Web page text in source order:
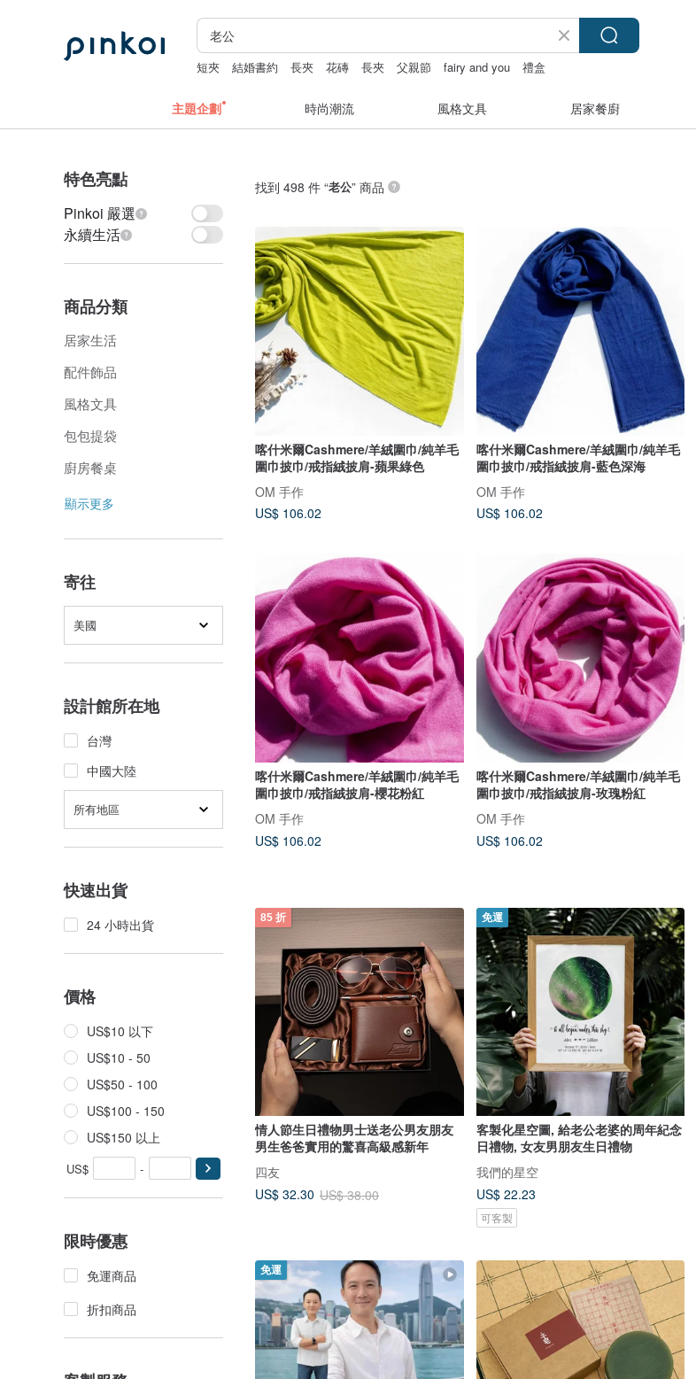
短夾 結婚書約 長夾 花磚 長夾 父親節 fairy and you 禮盒
主題企劃 時尚潮流 風格文具 居家餐廚
特色亮點
Pinkoi 嚴選
永續生活
商品分類
居家生活
配件飾品
風格文具
包包提袋
廚房餐桌
顯示更多
寄往
美國
設計館所在地
台灣
中國大陸
所有地區
快速出貨
24 小時出貨
價格
US$10 以下
US$10 - 50
US$50 - 100
US$100 - 150
US$150 以上
US$ -
限時優惠
免運商品
折扣商品
找到 498 件 “老公” 商品
喀什米爾Cashmere/羊絨圍巾/純羊毛
圍巾披巾/戒指絨披肩-蘋果綠色
OM 手作
US$ 106.02
喀什米爾Cashmere/羊絨圍巾/純羊毛
圍巾披巾/戒指絨披肩-藍色深海
OM 手作
US$ 106.02
喀什米爾Cashmere/羊絨圍巾/純羊毛
圍巾披巾/戒指絨披肩-櫻花粉紅
OM 手作
US$ 106.02
喀什米爾Cashmere/羊絨圍巾/純羊毛
圍巾披巾/戒指絨披肩-玫瑰粉紅
OM 手作
US$ 106.02
85 折
情人節生日禮物男士送老公男友朋友
男生爸爸實用的驚喜高級感新年
四友
US$ 32.30 US$ 38.00
免運
客製化星空圖, 給老公老婆的周年紀念
日禮物, 女友男朋友生日禮物
我們的星空
US$ 22.23
可客製
免運